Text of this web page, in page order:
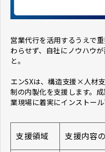
営業代行を活用するうえで
わらせず、自社にノウハウ
と。
エンSXは、構造支援×人材
制の内製化を支援します。
業現場に着実にインストール
支援領域 支援内容